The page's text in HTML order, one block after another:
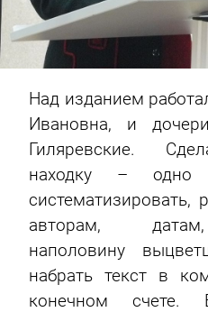
Над изданием
Ивановна, и
Гиляревские.
находку –
систематизировать,
авторам,
наполовину
набрать текст в
конечном счете.